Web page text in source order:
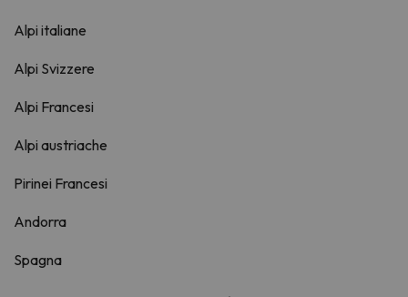
Alpi italiane
Alpi Svizzere
Alpi Francesi
Alpi austriache
Pirinei Francesi
Andorra
Spagna